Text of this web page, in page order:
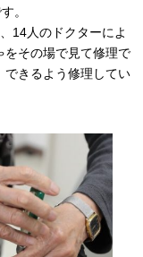
。
14人のドクターによ
をその場で見て修理で
できるよう修理してい